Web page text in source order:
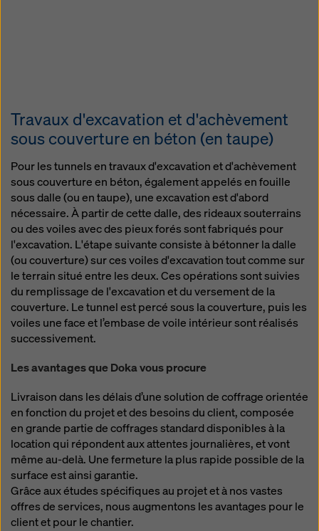
Travaux d'excavation et d'achèvement
sous couverture en béton (en taupe)
Pour les tunnels en travaux d'excavation et d'achèvement
sous couverture en béton, également appelés en fouille
sous dalle (ou en taupe), une excavation est d'abord
nécessaire. À partir de cette dalle, des rideaux souterrains
ou des voiles avec des pieux forés sont fabriqués pour
l'excavation. L'étape suivante consiste à bétonner la dalle
(ou couverture) sur ces voiles d'excavation tout comme sur
le terrain situé entre les deux. Ces opérations sont suivies
du remplissage de l'excavation et du versement de la
couverture. Le tunnel est percé sous la couverture, puis les
voiles une face et l’embase de voile intérieur sont réalisés
successivement.
Les avantages que Doka vous procure
Livraison dans les délais d’une solution de coffrage orientée
en fonction du projet et des besoins du client, composée
en grande partie de coffrages standard disponibles à la
location qui répondent aux attentes journalières, et vont
même au-delà. Une fermeture la plus rapide possible de la
surface est ainsi garantie.
Grâce aux études spécifiques au projet et à nos vastes
offres de services, nous augmentons les avantages pour le
client et pour le chantier.